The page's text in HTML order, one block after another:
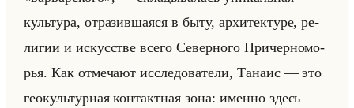
культу­ра, от­ра­зив­ша­яся в быту, ар­хи­тек­ту­ре, ре­
ли­гии и ис­кус­стве всего Се­вер­но­го При­чер­но­мо­
рья. Как от­ме­ча­ют ис­сле­до­ва­те­ли, Та­наис — это
гео­культур­ная кон­такт­ная зона: имен­но здесь